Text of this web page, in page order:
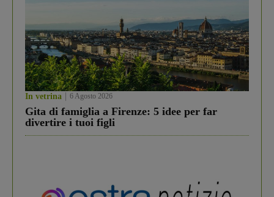
In vetrina 6 Agosto 2026
Gita di famiglia a Firenze: 5 idee per far
divertire i tuoi figli